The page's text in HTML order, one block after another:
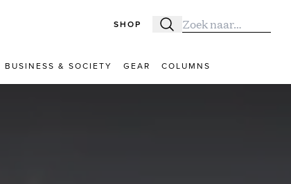
SHOP Zoeken
Zoek naar:
BUSINESS & SOCIETY GEAR COLUMNS